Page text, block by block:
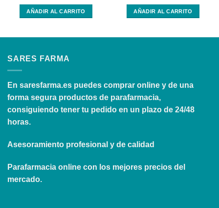
AÑADIR AL CARRITO AÑADIR AL CARRITO
SARES FARMA
En saresfarma.es puedes comprar online y de una
forma segura productos de parafarmacia,
consiguiendo tener tu pedido en un plazo de 24/48
horas.
Asesoramiento profesional y de calidad
Parafarmacia online con los mejores precios del
mercado.